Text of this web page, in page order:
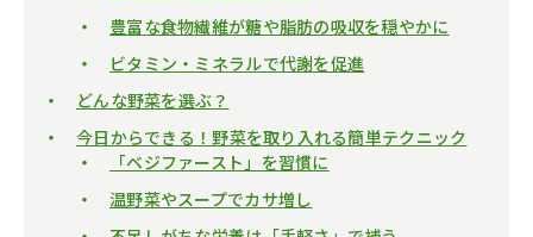
豊富な食物繊維が糖や脂肪の吸収を穏やかに
ビタミン・ミネラルで代謝を促進
どんな野菜を選ぶ？
今日からできる！野菜を取り入れる簡単テクニック
「ベジファースト」を習慣に
温野菜やスープでカサ増し